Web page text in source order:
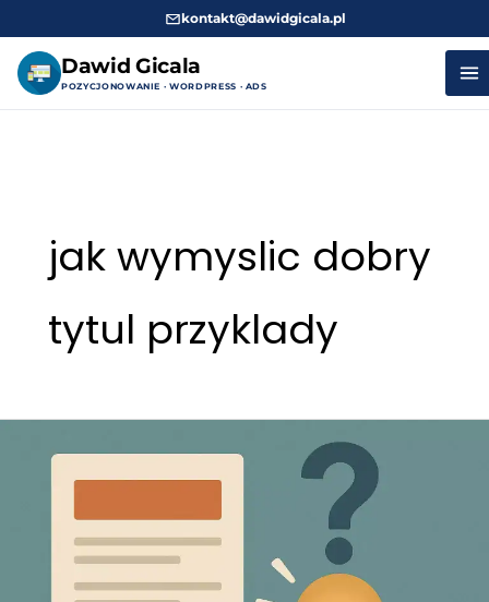
kontakt@dawidgicala.pl
Dawid Gicala
POZYCJONOWANIE · WORDPRESS · ADS
jak wymyslic dobry
tytul przyklady